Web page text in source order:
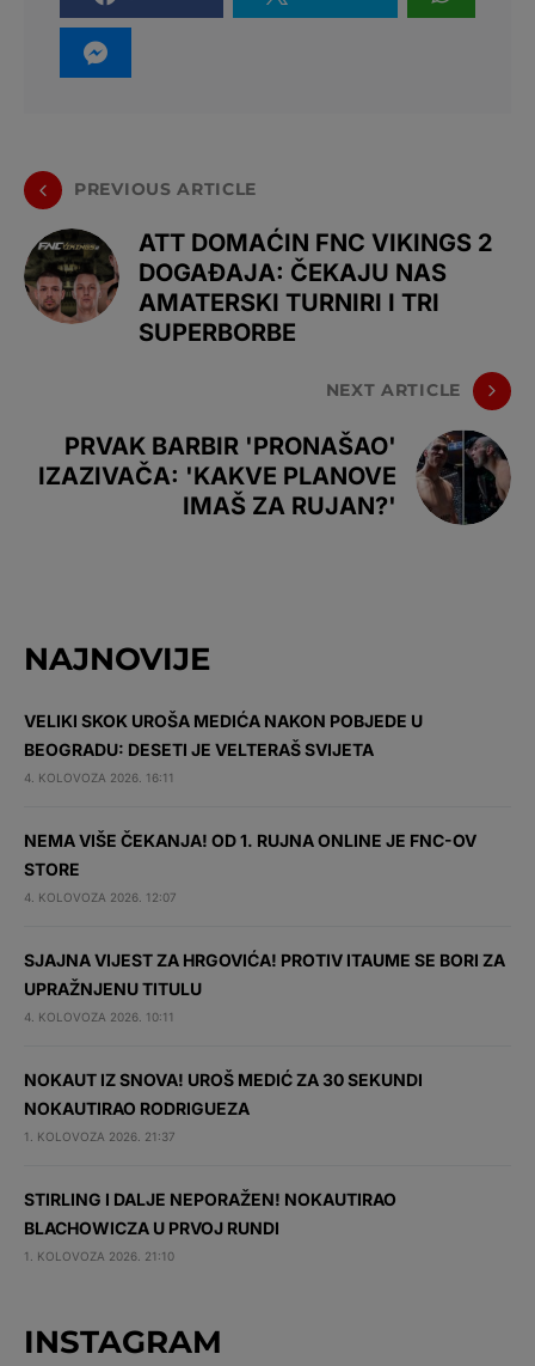
PREVIOUS ARTICLE
ATT DOMAĆIN FNC VIKINGS 2
DOGAĐAJA: ČEKAJU NAS
AMATERSKI TURNIRI I TRI
SUPERBORBE
NEXT ARTICLE
PRVAK BARBIR 'PRONAŠAO'
IZAZIVAČA: 'KAKVE PLANOVE
IMAŠ ZA RUJAN?'
NAJNOVIJE
VELIKI SKOK UROŠA MEDIĆA NAKON POBJEDE U
BEOGRADU: DESETI JE VELTERAŠ SVIJETA
4. KOLOVOZA 2026. 16:11
NEMA VIŠE ČEKANJA! OD 1. RUJNA ONLINE JE FNC-OV
STORE
4. KOLOVOZA 2026. 12:07
SJAJNA VIJEST ZA HRGOVIĆA! PROTIV ITAUME SE BORI ZA
UPRAŽNJENU TITULU
4. KOLOVOZA 2026. 10:11
NOKAUT IZ SNOVA! UROŠ MEDIĆ ZA 30 SEKUNDI
NOKAUTIRAO RODRIGUEZA
1. KOLOVOZA 2026. 21:37
STIRLING I DALJE NEPORAŽEN! NOKAUTIRAO
BLACHOWICZA U PRVOJ RUNDI
1. KOLOVOZA 2026. 21:10
INSTAGRAM